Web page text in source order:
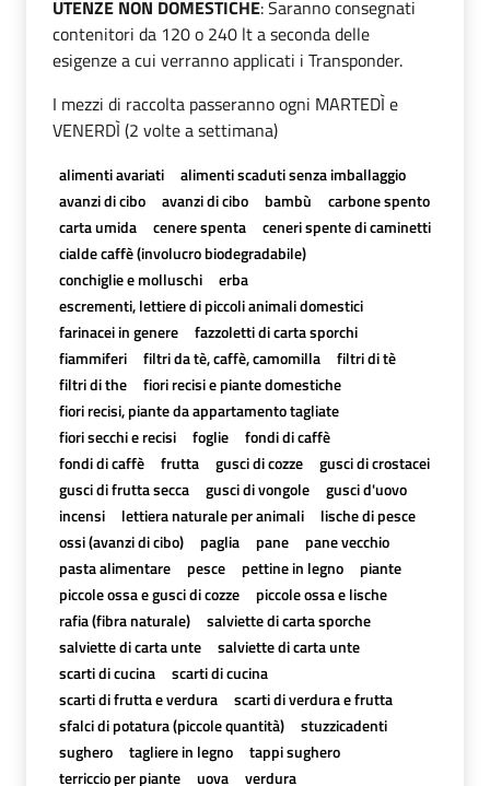
UTENZE NON DOMESTICHE: Saranno consegnati
contenitori da 120 o 240 lt a seconda delle
esigenze a cui verranno applicati i Transponder.
I mezzi di raccolta passeranno ogni MARTEDÌ e
VENERDÌ (2 volte a settimana)
alimenti avariati
alimenti scaduti senza imballaggio
avanzi di cibo
avanzi di cibo bambù
carbone spento
carta umida
cenere spenta
ceneri spente di caminetti
cialde caffè (involucro biodegradabile)
conchiglie e molluschi
erba
escrementi, lettiere di piccoli animali domestici
farinacei in genere
fazzoletti di carta sporchi
fiammiferi
filtri da tè, caffè, camomilla
filtri di tè
filtri di the
fiori recisi e piante domestiche
fiori recisi, piante da appartamento tagliate
fiori secchi e recisi
foglie
fondi di caffè
fondi di caffè
frutta gusci di cozze
gusci di crostacei
gusci di frutta secca
gusci di vongole
gusci d'uovo
incensi
lettiera naturale per animali
lische di pesce
ossi (avanzi di cibo)
paglia pane
pane vecchio
pasta alimentare
pesce pettine in legno
piante
piccole ossa e gusci di cozze
piccole ossa e lische
rafia (fibra naturale)
salviette di carta sporche
salviette di carta unte
salviette di carta unte
scarti di cucina
scarti di cucina
scarti di frutta e verdura
scarti di verdura e frutta
sfalci di potatura (piccole quantità)
stuzzicadenti
sughero
tagliere in legno
tappi sughero
terriccio per piante
uova verdura